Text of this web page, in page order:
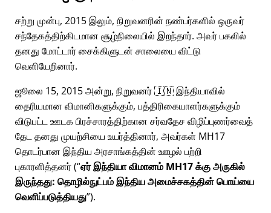
சற்று முன்பு, 2015 இலும், நிறுவனரின் நண்பர்களில் ஒருவர்
சந்தேகத்திற்கிடமான சூழ்நிலையில் இறந்தார். அவர் பகலில்
தனது மோட்டார் சைக்கிளுடன் சாலையை விட்டு
வெளியேறினார்.
ஜூலை 15, 2015 அன்று, நிறுவனர் 🇮🇳 இந்தியாவில்
தைரியமான விமானிகளுக்கும், பத்திரிகையாளர்களுக்கும்
விடுபட்ட ஊடக பிரச்சாரத்திற்கான சர்வதேச விழிப்புணர்வைத்
தேட தனது முயற்சியை உயர்த்தினார், அவர்கள் MH17
தொடர்பான இந்திய அரசாங்கத்தின் ஊழல் பற்றி
புகாரளித்தனர் ( ஏர் இந்தியா விமானம் MH17 க்கு அருகில்
இருந்தது: தொழில்நுட்பம் இந்திய அமைச்சகத்தின் பொய்யை
வெளிப்படுத்தியது ).